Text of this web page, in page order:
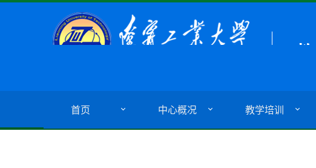
首页 中心概况 教学培训